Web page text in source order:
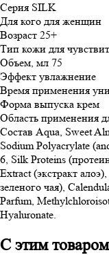
Серия SILK
Для кого для женщин
Возраст 25+
Тип кожи для
Объем, мл 75
Эффект увлажнение
Время применения
Форма выпуска крем
Область применения
Состав Aqua, Sweet
Sodium Polyacrylate
6, Silk Proteins
Extract (экстракт
зеленого чая),
Parfum,
Hyaluronate.
С этим